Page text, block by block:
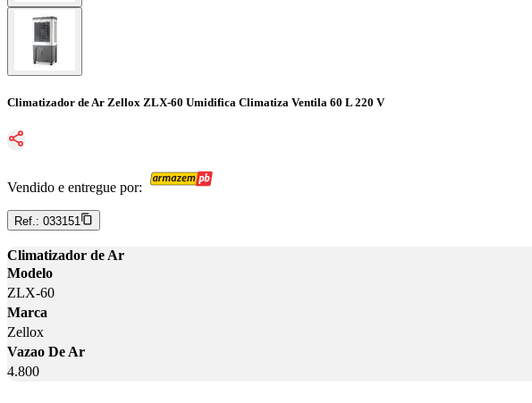
Climatizador de Ar Zellox ZLX-60 Umidifica Climatiza Ventila 60 L 220 V
Vendido e entregue por:
Ref.: 033151
Climatizador de Ar
Modelo
ZLX-60
Marca
Zellox
Vazao De Ar
4.800